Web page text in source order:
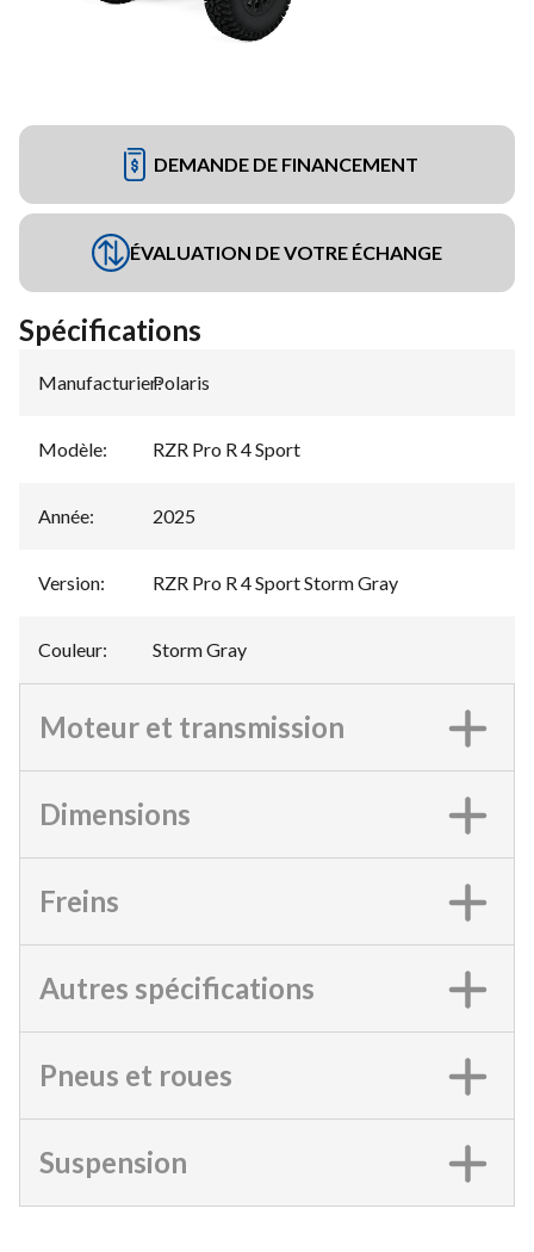
DEMANDE DE FINANCEMENT
ÉVALUATION DE VOTRE ÉCHANGE
Spécifications
Manufacturier:
Polaris
Modèle: RZR Pro R 4 Sport
Année: 2025
Version: RZR Pro R 4 Sport Storm Gray
Couleur: Storm Gray
Moteur et transmission
Dimensions
Freins
Autres spécifications
Pneus et roues
Suspension